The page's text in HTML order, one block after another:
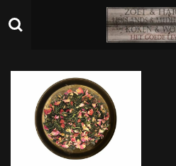
direct
hoofdinhoud